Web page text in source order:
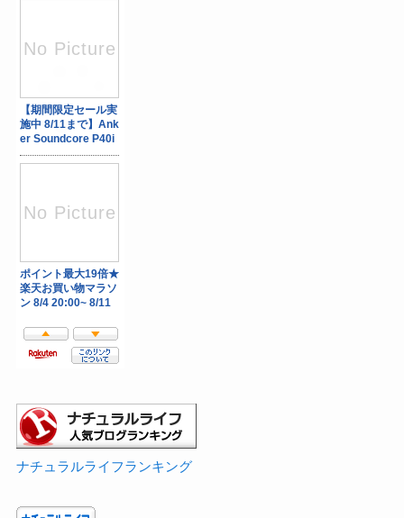
ナチュラルライフランキング